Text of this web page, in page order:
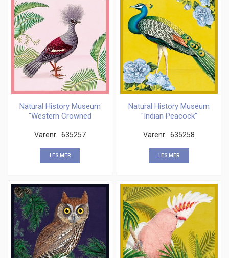
Natural History Museum
"Western Crowned
Varenr. 635257
LES MER
Natural History Museum
"Indian Peacock"
Varenr. 635258
LES MER